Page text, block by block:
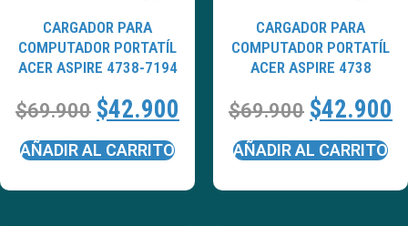
CARGADOR PARA
COMPUTADOR PORTATÍL
ACER ASPIRE 4738-7194
$69.900 $42.900
AÑADIR AL CARRITO
CARGADOR PARA
COMPUTADOR PORTATÍL
ACER ASPIRE 4738
$69.900 $42.900
AÑADIR AL CARRITO